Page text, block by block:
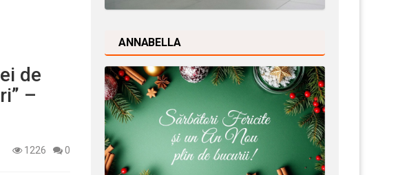
de
–
1226 0
ANNABELLA